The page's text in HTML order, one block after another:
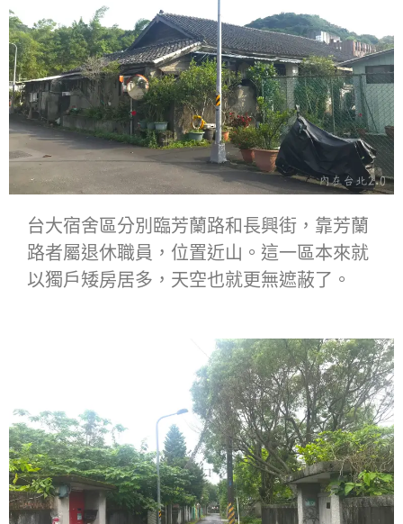
台大宿舍區分別臨芳蘭路和長興街，靠芳蘭
路者屬退休職員，位置近山。這一區本來就
以獨戶矮房居多，天空也就更無遮蔽了。